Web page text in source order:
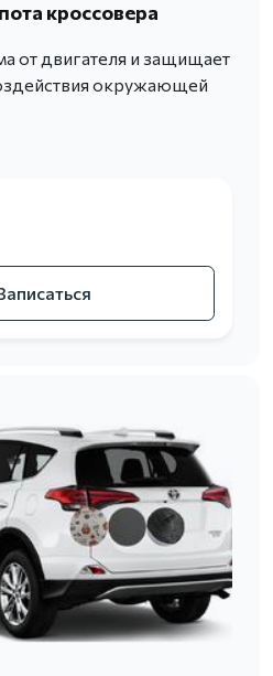
кроссовера
от двигателя и защищает
окружающей